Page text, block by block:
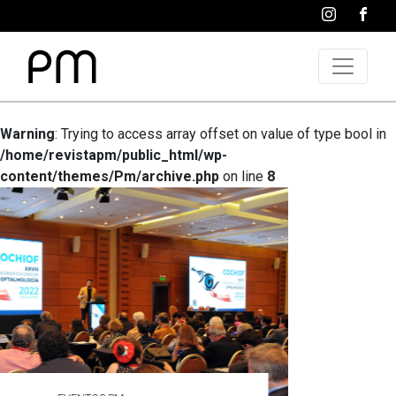
Warning: Trying to access array offset on value of type bool in
/home/revistapm/public_html/wp-
content/themes/Pm/archive.php on line 8